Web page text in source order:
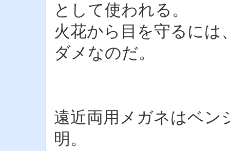
として使われる。
火花から目を守るには
ダメなのだ。
遠近両用メガネはベン
明。